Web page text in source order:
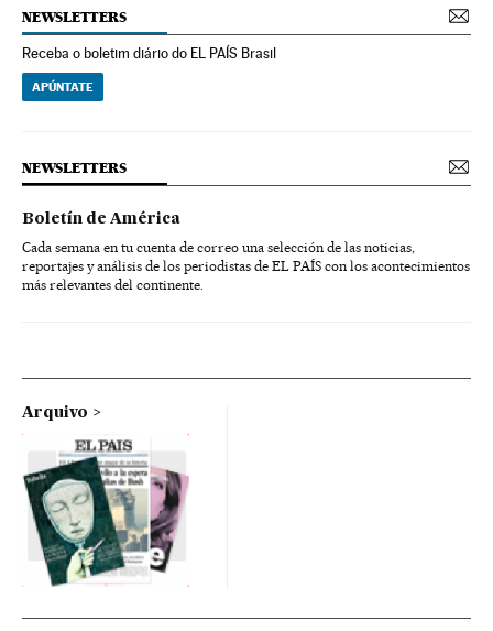
NEWSLETTERS
Receba o boletim diário do EL PAÍS Brasil
APÚNTATE
NEWSLETTERS
Boletín de América
Cada semana en tu cuenta de correo una selección de las noticias,
reportajes y análisis de los periodistas de EL PAÍS con los acontecimientos
más relevantes del continente.
Arquivo